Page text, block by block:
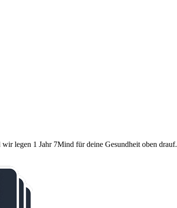
legen 1 Jahr 7Mind für deine Gesundheit oben drauf.